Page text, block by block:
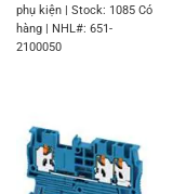
phụ kiện | Stock: 1085 Có
hàng | NHL#: 651-
2100050